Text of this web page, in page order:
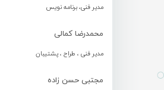
مدیر فنی، برنامه نویس
محمدرضا کمالی
مدیر فنی ، طراح ، پشتیبان
مجتبی حسن زاده